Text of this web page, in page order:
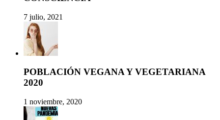
7 julio, 2021
POBLACIÓN VEGANA Y VEGETARIANA
2020
1 noviembre, 2020